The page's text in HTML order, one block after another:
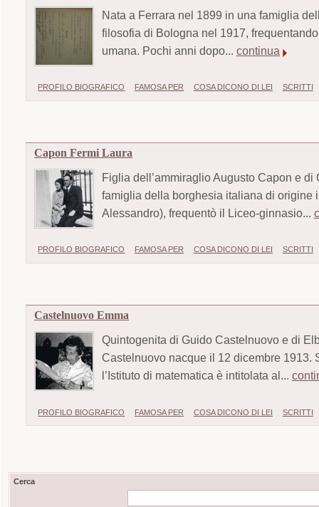
Nata a Ferrara nel 1899 in una famiglia
filosofia di Bologna nel 1917,
umana. Pochi anni dopo... continua
PROFILO BIOGRAFICO FAMOSA PER COSA DICONO DI LEI SCRITTI
Capon Fermi Laura
Figlia dell’ammiraglio Augusto Capon e
famiglia della borghesia italiana di origine
Alessandro), frequentò il Liceo-ginnasio...
PROFILO BIOGRAFICO FAMOSA PER COSA DICONO DI LEI SCRITTI
Castelnuovo Emma
Quintogenita di Guido Castelnuovo e di
Castelnuovo nacque il 12 dicembre 1913.
l’Istituto di matematica è intitolata al...
PROFILO BIOGRAFICO FAMOSA PER COSA DICONO DI LEI SCRITTI
Cerca